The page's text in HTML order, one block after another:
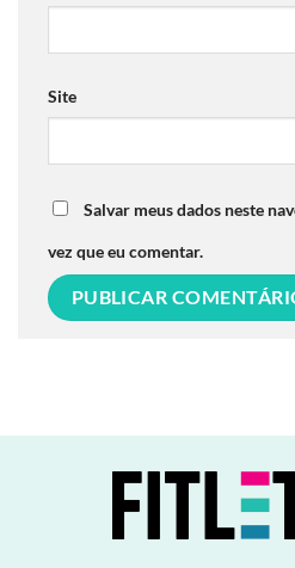
Site
Salvar meus dados neste
vez que eu comentar.